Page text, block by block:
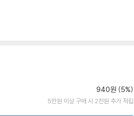
940원 (5%)
5만원 이상 구매 시 2천원 추가 적립